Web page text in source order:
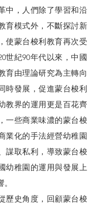
中，人們除了學習和沿
育模式外，不斷探討新
使蒙台梭利教育再次受
世紀90年代以來，中國
育由理論研究為主轉向
時發展，促進蒙台梭利
教界的運用更是百花齊
一些商業味濃的蒙台梭
業化的手法經營幼稚園
謀取私利，導致蒙台梭
幼稚園的運用與發展上
歷史角度，回顧蒙台梭